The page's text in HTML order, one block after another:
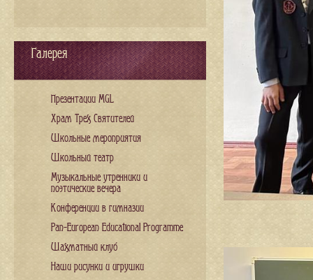
Галерея
Презентации MGL
Храм Трех Святителей
Школьные мероприятия
Школьный театр
Музыкальные утренники и
поэтические вечера
Конференции в гимназии
Pan-European Educational Programme
Шахматный клуб
Наши рисунки и игрушки